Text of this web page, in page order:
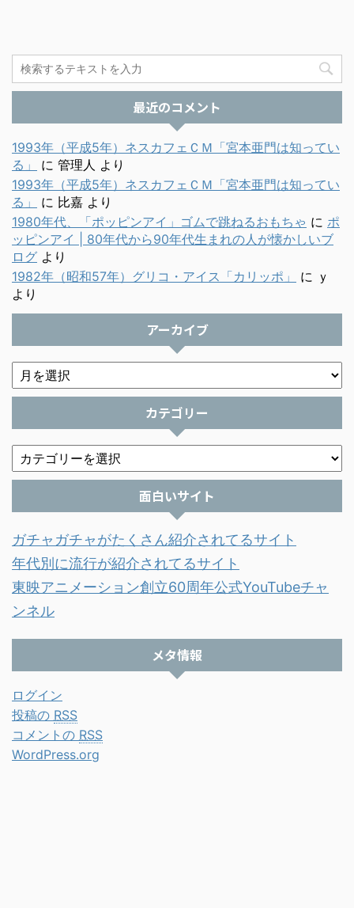
最近のコメント
1993年（平成5年）ネスカフェＣＭ「宮本亜門は知ってい
る」
に 管理人 より
1993年（平成5年）ネスカフェＣＭ「宮本亜門は知ってい
る」
に 比嘉 より
1980年代、「ポッピンアイ」ゴムで跳ねるおもちゃ に ポ
ッピンアイ | 80年代から90年代生まれの人が懐かしいブ
ログ より
1982年（昭和57年）グリコ・アイス「カリッポ」
に ｙ
より
アーカイブ
カテゴリー
面白いサイト
ガチャガチャがたくさん紹介されてるサイト
年代別に流行が紹介されてるサイト
東映アニメーション創立60周年公式YouTubeチャ
ンネル
メタ情報
ログイン
投稿の RSS
コメントの RSS
WordPress.org